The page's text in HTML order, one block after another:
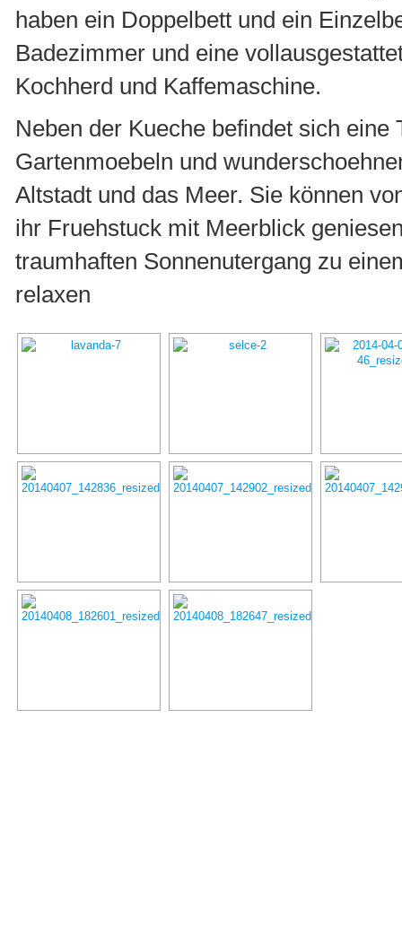
haben ein Doppelbett und ein
Badezimmer und eine
Kochherd und Kaffemaschine.
Neben der Kueche befindet sich eine
Gartenmoebeln und
Altstadt und das Meer. Sie können
ihr Fruehstuck mit Meerblick
traumhaften Sonnenutergang zu
relaxen